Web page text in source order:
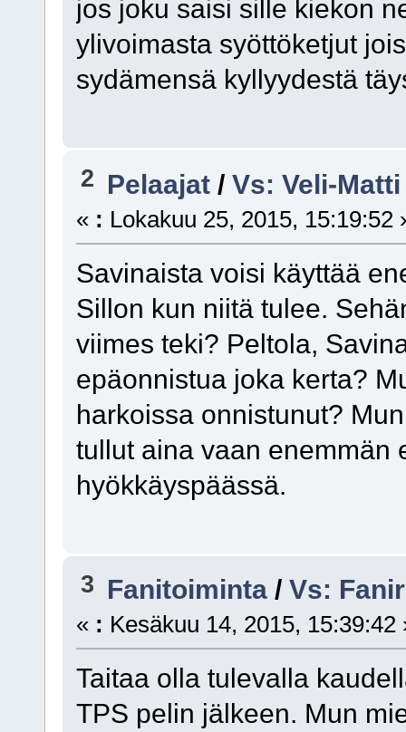
jos joku saisi sille kiekon
ylivoimasta syöttöketjut
sydämensä kyllyydestä
2 Pelaajat /Vs: Veli-
« : Lokakuu 25, 2015, 15:19:52
Savinaista voisi käyttää
Sillon kun niitä tulee.
viimes teki? Peltola,
epäonnistua joka kerta?
harkoissa onnistunut?
tullut aina vaan enemmän
hyökkäyspäässä.
3 Fanitoiminta /Vs:
« : Kesäkuu 14, 2015, 15:39:42
Taitaa olla tulevalla
TPS pelin jälkeen. Mun